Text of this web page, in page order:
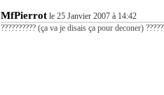
MfPierrot le 25 Janvier 2007 à 14:42
?????????? (ça va je disais ça pour deconer)